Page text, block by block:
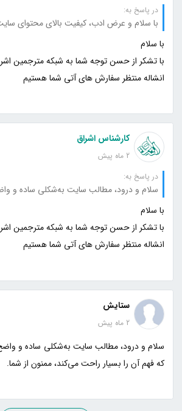
در پاسخ به:
انشاله منتظر سفارش های آتی شما هستیم
کارشناس اشراق
2 ماه پیش
در پاسخ به:
انشاله منتظر سفارش های آتی شما هستیم
ستایش
2 ماه پیش
سلام و درود، مطالب سایت به‌شکلی ساده و
که فهم آن را بسیار راحت می‌کند، ممنون از شما.